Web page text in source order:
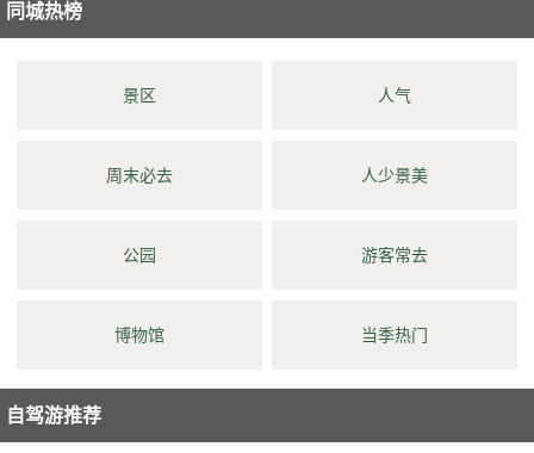
同城热榜
景区 人气
周末必去 人少景美
公园 游客常去
博物馆 当季热门
自驾游推荐